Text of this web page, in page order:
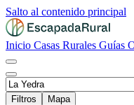
Salto al contenido principal
Inicio Casas Rurales Guías
Filtros
Mapa